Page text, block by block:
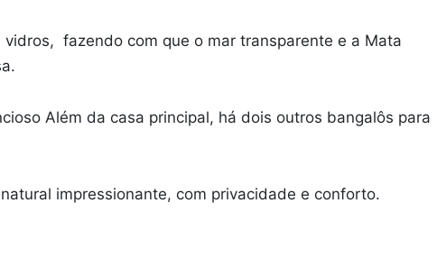
fazendo com que o mar transparente e a Mata
Além da casa principal, há dois outros bangalôs para
impressionante, com privacidade e conforto.